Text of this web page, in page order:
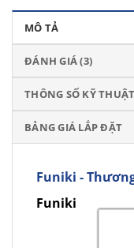
MÔ TẢ
ĐÁNH GIÁ (3)
THÔNG SỐ KỸ THUẬT
BẢNG GIÁ LẮP ĐẶT
Funiki -
Funiki